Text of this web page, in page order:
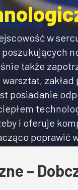
w
także
posiadanie
i oferuje
poprawić
–